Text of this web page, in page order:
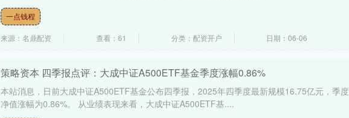
一点钱程
来源：名鼎配资 查看：61 分类：配资开户 日期：06-06
策略资本 四季报点评：大成中证A500ETF基金季度涨幅0.86%
本站消息，日前大成中证A500ETF基金公布四季报，2025年四季度最新规模16.75亿元，季度
净值涨幅为0.86%。 从业绩表现来看，大成中证A500ETF基....